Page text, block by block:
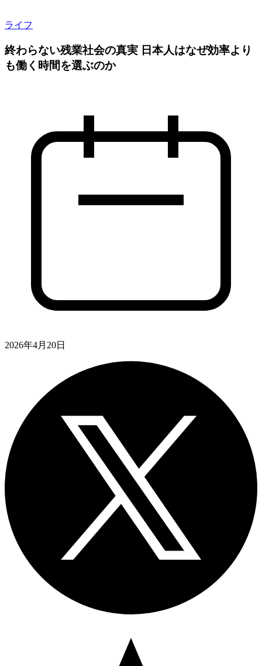
ライフ
終わらない残業社会の真実 日本人はなぜ効率より
も働く時間を選ぶのか
2026年4月20日